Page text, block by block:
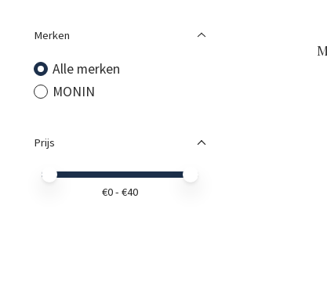
Merken
Alle merken
MONIN
Prijs
Minimale prijswaarde
Price maximum value
€0- €40